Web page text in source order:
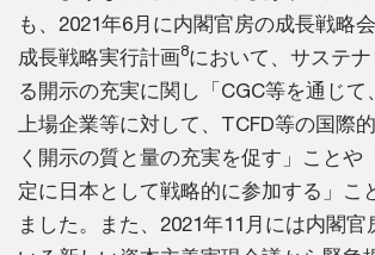
も、2021年6月に内閣官房の成長戦略
成長戦略実行計画8において、サステ
る開示の充実に関し「CGC等を通じて
上場企業等に対して、TCFD等の国際
く開示の質と量の充実を促す」ことや
定に日本として戦略的に参加する」こ
ました。また、2021年11月には内閣官